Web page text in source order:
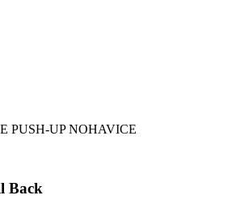
PUSH-UP NOHAVICE
Back